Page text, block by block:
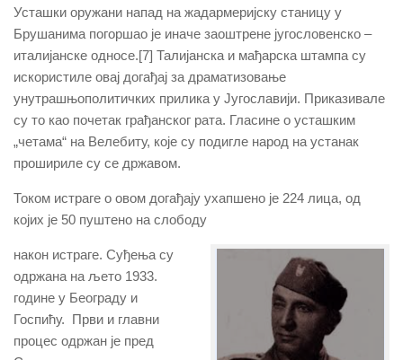
Усташки оружани напад на жадармеријску станицу у
Брушанима погоршао је иначе заоштрене југословенско –
италијанске односе.[7] Талијанска и мађарска штампа су
искористиле овај догађај за драматизовање
унутрашњополитичких прилика у Југославији. Приказивале
су то као почетак грађанског рата. Гласине о усташким
„четама“ на Велебиту, које су подигле народ на устанак
прошириле су се државом.
Током истраге о овом догађају ухапшено је 224 лица, од
којих је 50 пуштено на слободу
након истраге. Суђења су
одржана на љето 1933.
године у Београду и
Госпићу. Први и главни
процес одржан је пред